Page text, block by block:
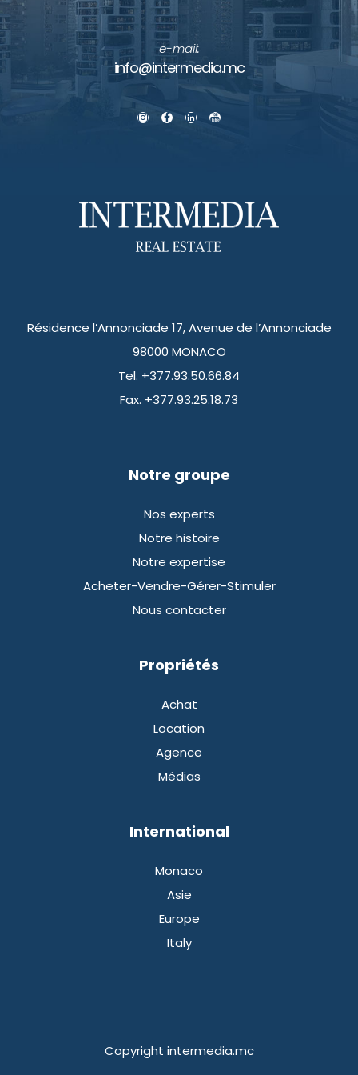
e-mail:
info@intermedia.mc
Résidence l’Annonciade 17, Avenue de l’Annonciade
98000 MONACO
Tel. +377.93.50.66.84
Fax. +377.93.25.18.73
Notre groupe
Nos experts
Notre histoire
Notre expertise
Acheter-Vendre-Gérer-Stimuler
Nous contacter
Propriétés
Achat
Location
Agence
Médias
International
Monaco
Asie
Europe
Italy
Copyright intermedia.mc